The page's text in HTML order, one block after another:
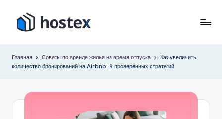
Перейти
содержимому
о
с
вашего
помощью
Главная Советы по аренде жилья на время отпуска
Как увеличить
количество бронирований на Airbnb: 9 проверенных стратегий